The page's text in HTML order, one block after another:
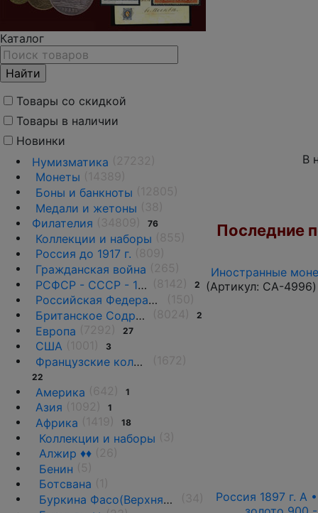
Каталог
Товары со скидкой
Товары в наличии
Новинки
Нумизматика
Монеты
Боны и банкноты
Медали и жетоны
Филателия
76
Коллекции и наборы
Россия до 1917 г.
Гражданская война
РСФСР - СССР - 1918 - 1991
2
Российская Федерация(1992 г.-н.д.)
Британское Содружество
2
Европа 27
США 3
Французские колонии и территории
22
Америка 1
Азия 1
Африка 18
Коллекции и наборы
Алжир ♦♦
Бенин
Ботсвана
Буркина Фасо(Верхняя Вольта)
В
Последние
Иностранные
(Артикул: CA-4996)
Россия 1897 г. А